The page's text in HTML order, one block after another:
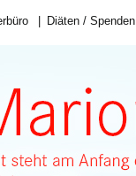
Diäten / Spenden